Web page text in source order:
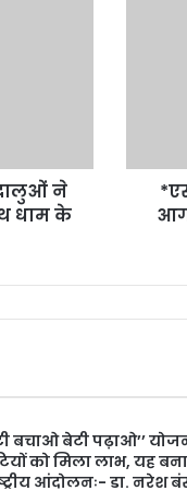
ने
धाम के
बचाओ बेटी पढ़ाओ’’
को मिला लाभ, यह बना
आंदोलनः- डा. नरेश